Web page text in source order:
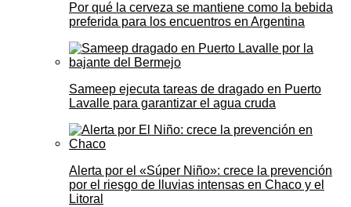
Por qué la cerveza se mantiene como la bebida
preferida para los encuentros en Argentina
Sameep ejecuta tareas de dragado en Puerto
Lavalle para garantizar el agua cruda
Alerta por el «Súper Niño»: crece la prevención
por el riesgo de lluvias intensas en Chaco y el
Litoral